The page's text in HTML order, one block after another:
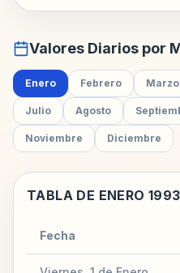
Valores Diarios por
Enero Febrero Marzo
Julio Agosto
Noviembre Diciembre
TABLA DE ENERO 1993
Fecha